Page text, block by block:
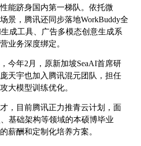
能跻身国内第一梯队。依托微
景，腾讯还同步落地WorkBuddy全
成工具、广告多模态创意生成系
业务深度绑定。
今年2月，原新加坡SeaAI首席研
天宇也加入腾讯混元团队，担任
大模型训练优化。
，目前腾讯正力推青云计划，面
基础架构等领域的本硕博毕业
薪酬和定制化培养方案。